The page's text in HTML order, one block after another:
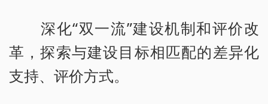
深化“双一流”建设机制和评价改
革，探索与建设目标相匹配的差异化
支持、评价方式。